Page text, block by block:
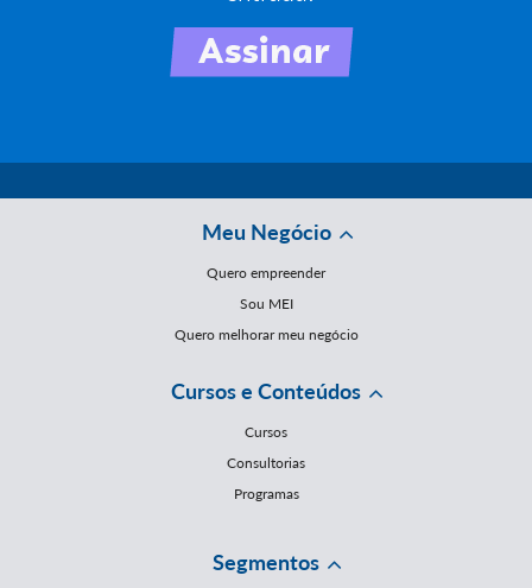
Meu Negócio
Quero empreender
Sou MEI
Quero melhorar meu negócio
Cursos e Conteúdos
Cursos
Consultorias
Programas
Segmentos